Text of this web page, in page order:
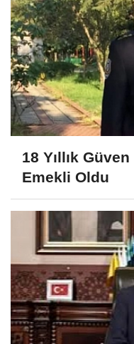
18 Yıllık
Emekli Oldu